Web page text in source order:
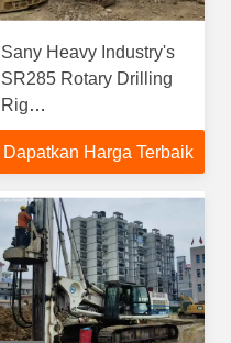
Sany Heavy Industry's
SR285 Rotary Drilling
Rig
9125x4500x23870mm
Dimensi Operasi 359kw
Pembeli Global
Dapatkan Harga Terbaik